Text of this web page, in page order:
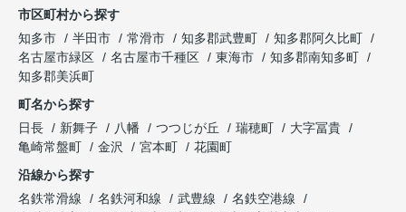
市区町村から探す
知多市
半田市 常滑市 知多郡武豊町
知多郡阿久比町
名古屋市緑区
名古屋市千種区 東海市
知多郡南知多町
知多郡美浜町
町名から探す
日長
新舞子 八幡 つつじが丘 瑞穂町
大字冨貴
亀崎常盤町
金沢 宮本町
花園町
沿線から探す
名鉄常滑線
名鉄河和線 武豊線
名鉄空港線